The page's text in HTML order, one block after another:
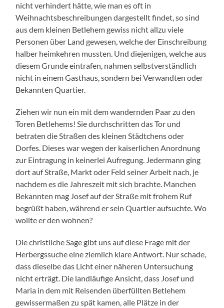
nicht verhindert hätte, wie man es oft in
Weihnachtsbeschreibungen dargestellt findet, so sind
aus dem kleinen Betlehem gewiss nicht allzu viele
Personen über Land gewesen, welche der Einschreibung
halber heimkehren mussten. Und diejenigen, welche aus
diesem Grunde eintrafen, nahmen selbstverständlich
nicht in einem Gasthaus, sondern bei Verwandten oder
Bekannten Quartier.
Ziehen wir nun ein mit dem wandernden Paar zu den
Toren Betlehems! Sie durchschritten das Tor und
betraten die Straßen des kleinen Städtchens oder
Dorfes. Dieses war wegen der kaiserlichen Anordnung
zur Eintragung in keinerlei Aufregung. Jedermann ging
dort auf Straße, Markt oder Feld seiner Arbeit nach, je
nachdem es die Jahreszeit mit sich brachte. Manchen
Bekannten mag Josef auf der Straße mit frohem Ruf
begrüßt haben, während er sein Quartier aufsuchte. Wo
wollte er den wohnen?
Die christliche Sage gibt uns auf diese Frage mit der
Herbergssuche eine ziemlich klare Antwort. Nur schade,
dass dieselbe das Licht einer näheren Untersuchung
nicht erträgt. Die landläufige Ansicht, dass Josef und
Maria in dem mit Reisenden überfüllten Betlehem
gewissermaßen zu spät kamen, alle Plätze in der